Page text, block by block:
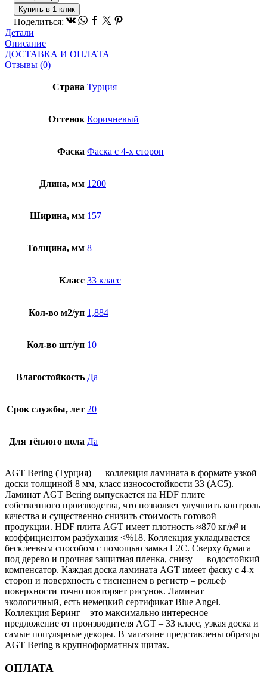
Ламинат
AGT
Bering
Ural
PRK
907
Купить в 1 клик
Поделиться: Vk Whatsapp
Facebook
TwitterPinterest
Детали
Описание
ДОСТАВКА И ОПЛАТА
Отзывы (0)
Страна Турция
Оттенок Коричневый
Фаска Фаска с 4-х сторон
Длина, мм 1200
Ширина, мм 157
Толщина, мм 8
Класс 33 класс
Кол-во м2/уп 1,884
Кол-во шт/уп 10
Влагостойкость Да
Срок службы, лет 20
Для тёплого пола Да
AGT Bering (Турция) — коллекция ламината в формате узкой
доски толщиной 8 мм, класс износостойкости 33 (AC5).
Ламинат AGT Bering выпускается на HDF плите
собственного производства, что позволяет улучшить контроль
качества и существенно снизить стоимость готовой
продукции. HDF плита AGT имеет плотность ≈870 кг/м³ и
коэффициентом разбухания <%18. Коллекция укладывается
бесклеевым способом с помощью замка L2C. Сверху бумага
под дерево и прочная защитная пленка, снизу — водостойкий
компенсатор. Каждая доска ламината AGT имеет фаску с 4-х
сторон и поверхность с тиснением в регистр – рельеф
поверхности точно повторяет рисунок. Ламинат
экологичный, есть немецкий сертификат Blue Angel.
Коллекция Беринг – это максимально интересное
предложение от производителя AGT – 33 класс, узкая доска и
самые популярные декоры. В магазине представлены образцы
AGT Bering в крупноформатных щитах.
ОПЛАТА